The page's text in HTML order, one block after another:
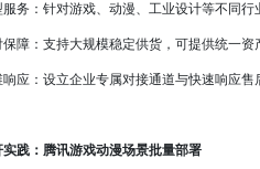
务：针对游戏、动漫、工业设计等不同行
障：支持大规模稳定供货，可提供统一资
应：设立企业专属对接通道与快速响应售
实践：腾讯游戏动漫场景批量部署